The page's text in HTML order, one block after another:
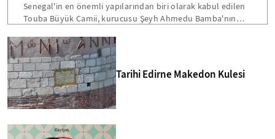
Senegal'in en önemli yapılarından biri olarak kabul edilen
Touba Büyük Camii, kurucusu Şeyh Ahmedu Bamba'nın
bulunan bu devasa yapı, hem mimarisi hem de Senegal
toplumu için taşıdığı sembolik önemle öne çıkmakta.
Bamba'nın "Beni cami inşaatından fazla hiçbir şey
ilgilendirmiyor" sözleri, Touba'yı ülkenin en etkileyici dini
merkezlerinden biri yapmakta.
Tarihi Edirne Makedon Kulesi